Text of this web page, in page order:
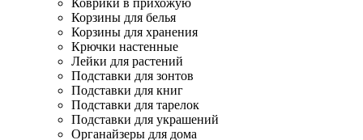
Коврики в прихожую
Корзины для белья
Корзины для хранения
Крючки настенные
Лейки для растений
Подставки для зонтов
Подставки для книг
Подставки для тарелок
Подставки для украшений
Органайзеры для дома